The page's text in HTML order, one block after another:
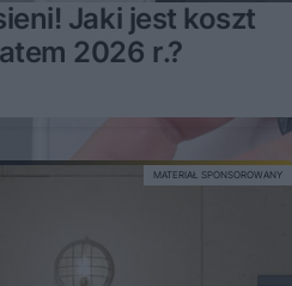
Jaki jest koszt
2026 r.?
MATERIAŁ SPONSOROWANY